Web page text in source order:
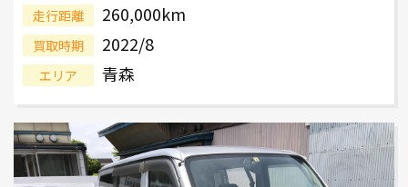
走行距離 260,000km
買取時期 2022/8
エリア 青森